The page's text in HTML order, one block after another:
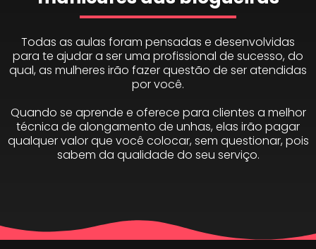
Todas as aulas foram pensadas e desenvolvidas
para te ajudar a ser uma profissional de sucesso, do
qual, as mulheres irão fazer questão de ser atendidas
por você.
Quando se aprende e oferece para clientes a melhor
técnica de alongamento de unhas, elas irão pagar
qualquer valor que você colocar, sem questionar, pois
sabem da qualidade do seu serviço.